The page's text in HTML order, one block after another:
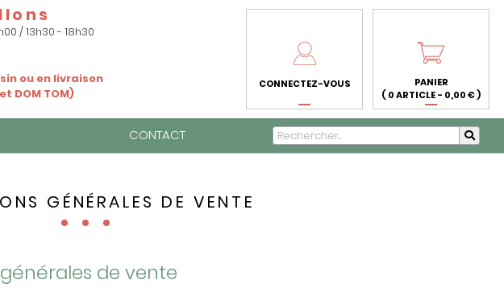
/ 13h30 - 18h30
ou en livraison
DOM TOM)
CONNECTEZ-VOUS
PANIER
( 0 ARTICLE - 0,00 € )
CONTACT
GÉNÉRALES DE VENTE
de vente